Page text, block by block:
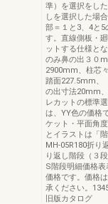
準）を選択をし
しを選択した場
部＝１と3、4と
す。直線側板・
ットする仕様と
のみ鼻の出３０
2900mm、柱芯
踏面227.5mm、
の出寸法20mm
レカットの標準
は、YY色の価格
ケット・平面角
とイラストは「
MH-05R180折り
り返し階段（３
S階段明細価格
価格です。価格
承ください。
旧版カタログ